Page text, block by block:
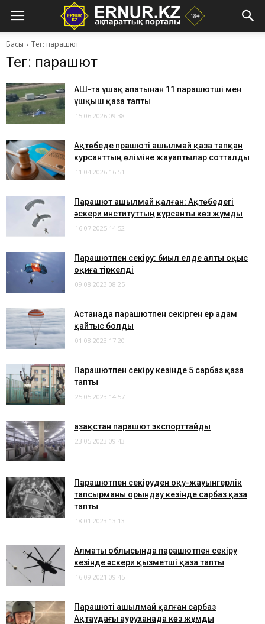
Басы Тег: парашют
Тег: парашют
АҚШ-та ұшақ апатынан 11 парашютші мен
ұшқыш қаза тапты
15.06.2026 09:38
Ақтөбеде прашюті ашылмай қаза тапқан
курсанттың өліміне жауаптылар сотталды
11.04.2026 16:51
Парашют ашылмай қалған: Ақтөбедегі
әскери институттың курсанты көз жұмды
16.07.2025 14:52
Парашютпен секіру: биыл елде алты оқыс
оқиға тіркелді
09.08.2023 08:25
Астанада парашютпен секірген ер адам
қайтыс болды
01.08.2023 17:20
Парашютпен секіру кезінде 5 сарбаз қаза
тапты
25.05.2023 14:57
Қазақстан парашют экспорттайды
23.05.2023 09:43
Парашютпен секіруден оқу-жауынгерлік
тапсырманы орындау кезінде сарбаз қаза
тапты
18.01.2023 13:13
Алматы облысында парашютпен секіру
кезінде әскери қызметші қаза тапты
16.09.2021 09:45
Парашюті ашылмай қалған сарбаз
Ақтаудағы ауруханада көз жұмды